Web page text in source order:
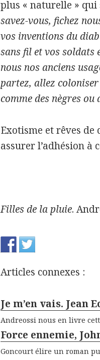
plus « naturelle »
savez-vous, fichez
vos inventions du
sans fil et vos
nous nos anciens
partez, allez
comme des nègres ou
Exotisme et rêves
assurer l’adhésion à
Filles de la pluie.
Articles connexes :
Je m’en vais. Jean
Andreossi nous en livre
Force ennemie,
Goncourt élire un roman